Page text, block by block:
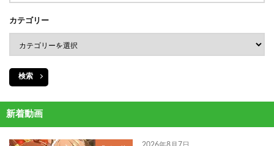
カテゴリー
検索
新着動画